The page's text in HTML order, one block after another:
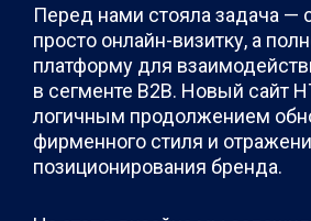
Перед нами стояла задача —
просто онлайн-визитку, а
платформу для
в сегменте B2B. Новый сайт
логичным продолжением
фирменного стиля и
позиционирования бренда.